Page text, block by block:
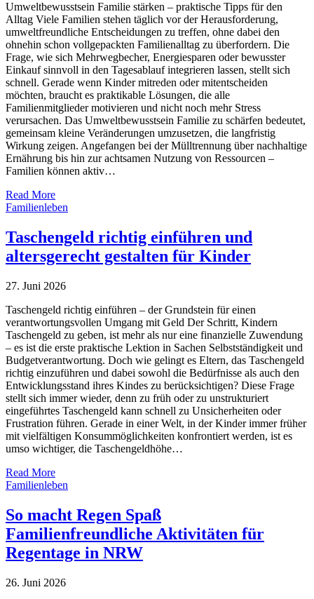
Umweltbewusstsein Familie stärken – praktische Tipps für den
Alltag Viele Familien stehen täglich vor der Herausforderung,
umweltfreundliche Entscheidungen zu treffen, ohne dabei den
ohnehin schon vollgepackten Familienalltag zu überfordern. Die
Frage, wie sich Mehrwegbecher, Energiesparen oder bewusster
Einkauf sinnvoll in den Tagesablauf integrieren lassen, stellt sich
schnell. Gerade wenn Kinder mitreden oder mitentscheiden
möchten, braucht es praktikable Lösungen, die alle
Familienmitglieder motivieren und nicht noch mehr Stress
verursachen. Das Umweltbewusstsein Familie zu schärfen bedeutet,
gemeinsam kleine Veränderungen umzusetzen, die langfristig
Wirkung zeigen. Angefangen bei der Mülltrennung über nachhaltige
Ernährung bis hin zur achtsamen Nutzung von Ressourcen –
Familien können aktiv…
Read More
Familienleben
Taschengeld richtig einführen und
altersgerecht gestalten für Kinder
27. Juni 2026
Taschengeld richtig einführen – der Grundstein für einen
verantwortungsvollen Umgang mit Geld Der Schritt, Kindern
Taschengeld zu geben, ist mehr als nur eine finanzielle Zuwendung
– es ist die erste praktische Lektion in Sachen Selbstständigkeit und
Budgetverantwortung. Doch wie gelingt es Eltern, das Taschengeld
richtig einzuführen und dabei sowohl die Bedürfnisse als auch den
Entwicklungsstand ihres Kindes zu berücksichtigen? Diese Frage
stellt sich immer wieder, denn zu früh oder zu unstrukturiert
eingeführtes Taschengeld kann schnell zu Unsicherheiten oder
Frustration führen. Gerade in einer Welt, in der Kinder immer früher
mit vielfältigen Konsummöglichkeiten konfrontiert werden, ist es
umso wichtiger, die Taschengeldhöhe…
Read More
Familienleben
So macht Regen Spaß
Familienfreundliche Aktivitäten für
Regentage in NRW
26. Juni 2026